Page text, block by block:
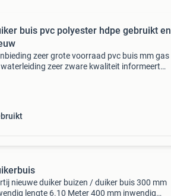
buis pvc polyester hdpe gebruikt en
zeer grote voorraad pvc buis mm gas
zeer zware kwaliteit informeert
nieuwe duiker buizen / duiker buis 300 mm
lengte 6.10 Meter 400 mm inwendig